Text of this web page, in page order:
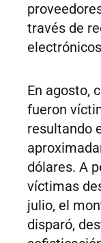
través de
En agosto,
fueron
resultando
dólares. A
víctimas
julio, el
disparó,